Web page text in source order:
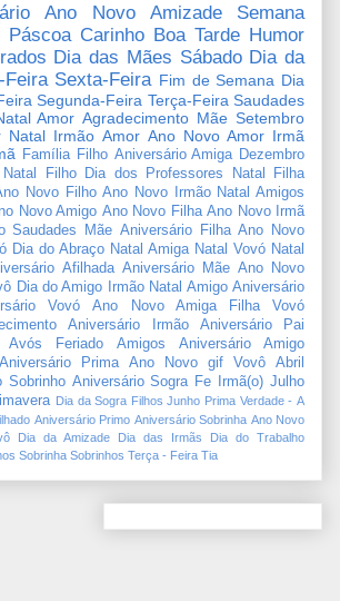
Ano Novo Amizade
Semana
Páscoa Carinho Boa Tarde Humor
Dia das Mães Sábado Dia da
Feira Sexta-Feira Fim de Semana Dia
Segunda-Feira Terça-Feira Saudades
Amor Agradecimento Mãe Setembro
Natal Irmão Amor Ano Novo Amor Irmã
Família Filho Aniversário Amiga Dezembro
Natal Filho Dia dos Professores
Natal Filha
Novo Filho Ano Novo Irmão Natal Amigos
Novo Amigo Ano Novo Filha Ano Novo Irmã
Saudades Mãe Aniversário Filha Ano Novo
Dia do Abraço Natal Amiga Natal Vovó Natal
Afilhada Aniversário Mãe Ano Novo
Dia do Amigo Irmão Natal Amigo Aniversário
Vovó Ano Novo Amiga Filha
Vovó
Aniversário Irmão
Aniversário Pai
Avós Feriado Amigos
Aniversário Amigo
Aniversário Prima Ano Novo gif Vovô
Abril
Sobrinho Aniversário Sogra Fe Irmã(o) Julho
Dia da Sogra Filhos Junho Prima Verdade - A
Aniversário Primo Aniversário Sobrinha Ano Novo
Dia da Amizade Dia das Irmãs
Dia do Trabalho
Sobrinha Sobrinhos Terça - Feira Tia